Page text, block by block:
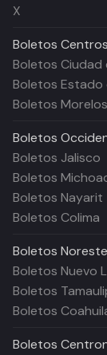
X
Boletos
Boletos Ciudad
Boletos Estado
Boletos Morelos
Boletos
Boletos Jalisco
Boletos
Boletos Nayarit
Boletos Colima
Boletos Noreste
Boletos Nuevo
Boletos
Boletos
Boletos